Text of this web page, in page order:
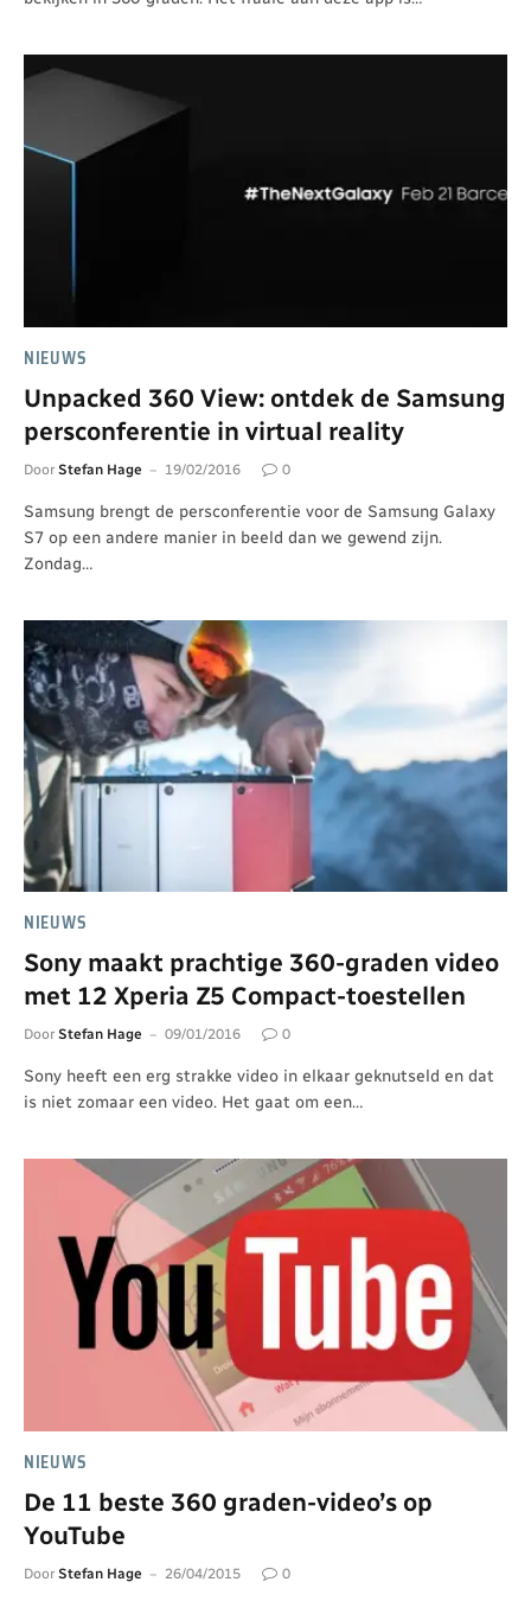
NIEUWS
Unpacked 360 View: ontdek de Samsung
persconferentie in virtual reality
Door Stefan Hage 19/02/2016 0
Samsung brengt de persconferentie voor de Samsung Galaxy
S7 op een andere manier in beeld dan we gewend zijn.
Zondag…
NIEUWS
Sony maakt prachtige 360-graden video
met 12 Xperia Z5 Compact-toestellen
Door Stefan Hage 09/01/2016 0
Sony heeft een erg strakke video in elkaar geknutseld en dat
is niet zomaar een video. Het gaat om een…
NIEUWS
De 11 beste 360 graden-video’s op
YouTube
Door Stefan Hage 26/04/2015 0